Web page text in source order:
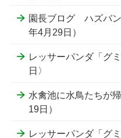
園長ブログ ハズバ
年4月29日）
レッサーパンダ「グ
日〉
水禽池に水鳥たちが
19日）
レッサーパンダ「グ